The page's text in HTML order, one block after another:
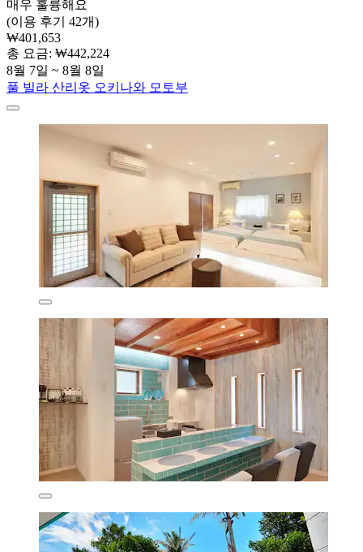
매우 훌륭해요
(이용 후기 42개)
₩401,653
총 요금: ₩442,224
8월 7일 ~ 8월 8일
풀 빌라 산리옷 오키나와 모토부